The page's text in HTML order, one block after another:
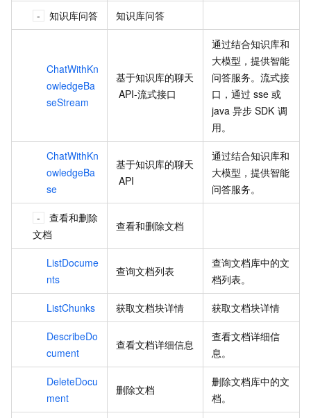
知识库问答 知识库问答
ChatWithKn
owledgeBa
seStream
基于知识库的聊天
API-流式接口
通过结合知识库和
大模型，提供智能
问答服务。流式接
口，通过 sse 或
java 异步 SDK 调
用。
ChatWithKn
owledgeBa
se
基于知识库的聊天
API
通过结合知识库和
大模型，提供智能
问答服务。
查看和删除
文档
查看和删除文档
ListDocume
nts
查询文档列表
查询文档库中的文
档列表。
ListChunks 获取文档块详情 获取文档块详情
DescribeDo
cument
查看文档详细信息
查看文档详细信
息。
DeleteDocu
ment
删除文档
删除文档库中的文
档。